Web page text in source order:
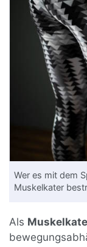
Wer es mit dem
Muskelkater
Als